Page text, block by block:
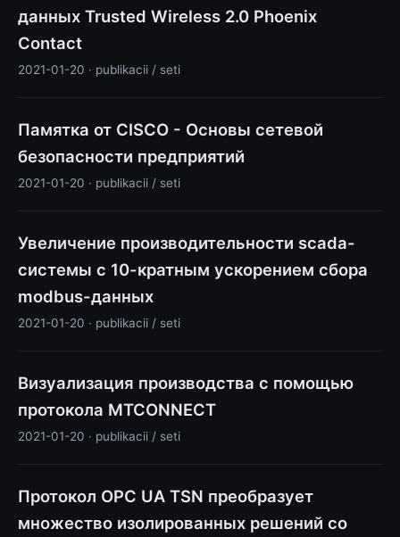
данных Trusted Wireless 2.0 Phoenix
Contact
2021-01-20 · publikacii / seti
Памятка от CISCO - Основы сетевой
безопасности предприятий
2021-01-20 · publikacii / seti
Увеличение производительности scada-
системы с 10-кратным ускорением сбора
modbus-данных
2021-01-20 · publikacii / seti
Визуализация производства с помощью
протокола MTCONNECT
2021-01-20 · publikacii / seti
Протокол OPC UA TSN преобразует
множество изолированных решений со